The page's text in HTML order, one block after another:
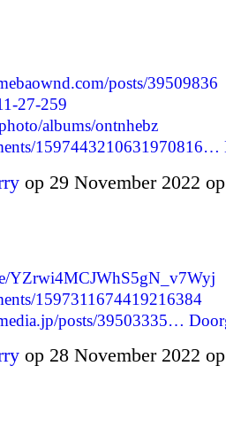
posts/39509836
27-259
albums/ontnhebz
1597443210631970816…
op 29 November 2022
YZrwi4MCJWhS5gN_v7Wyj
1597311674419216384
posts/39503335…
op 28 November 2022